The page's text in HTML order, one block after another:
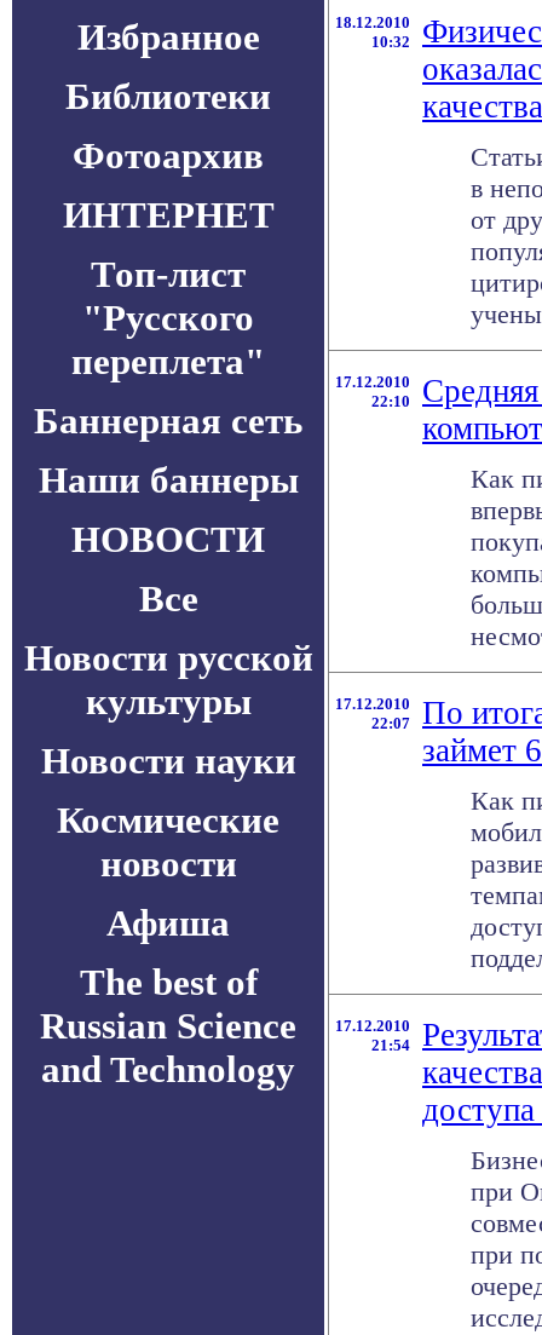
Избранное
Библиотеки
Фотоархив
ИНТЕРНЕТ
Топ-лист
"Русского
переплета"
Баннерная сеть
Наши баннеры
НОВОСТИ
Все
Новости русской
культуры
Новости науки
Космические
новости
Афиша
The best of
Russian Science
and Technology
18.12.2010
10:32
в
от
17.12.2010
22:10
Как
17.12.2010
22:07
По
займет
Как
17.12.2010
21:54
при
при